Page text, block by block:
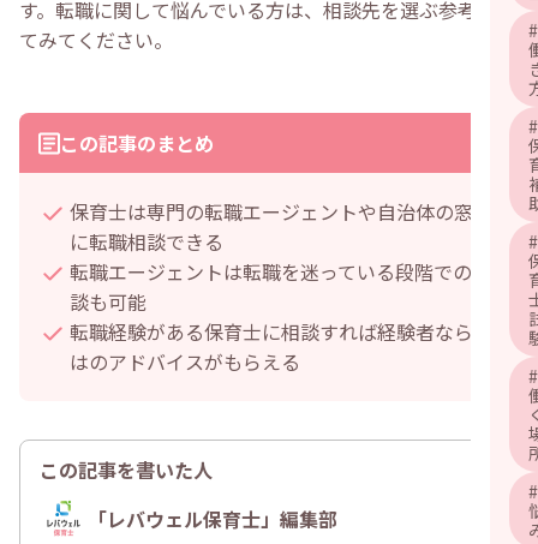
#
#
#
#
#
す。転職に関して悩んでいる方は、相談先を選ぶ参考にし
てみてください。
この記事のまとめ
保育士は専門の転職エージェントや自治体の窓口
に転職相談できる
転職エージェントは転職を迷っている段階での相
談も可能
転職経験がある保育士に相談すれば経験者ならで
はのアドバイスがもらえる
この記事を書いた人
「レバウェル保育士」編集部